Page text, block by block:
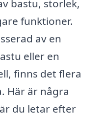
bastu, storlek,
funktioner.
av en
eller en
finns det flera
Här är några
du letar efter